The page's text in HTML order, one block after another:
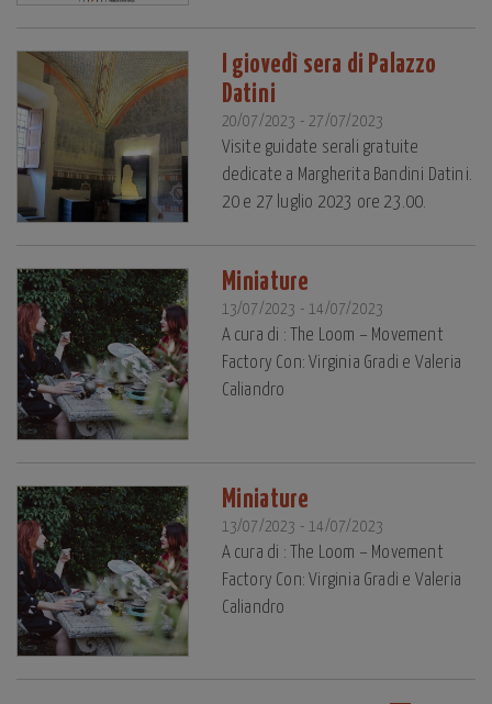
I giovedì sera di Palazzo
Datini
20/07/2023 - 27/07/2023
Visite guidate serali gratuite
dedicate a Margherita Bandini Datini.
20 e 27 luglio 2023 ore 23.00.
Miniature
13/07/2023 - 14/07/2023
A cura di : The Loom – Movement
Factory Con: Virginia Gradi e Valeria
Caliandro
Miniature
13/07/2023 - 14/07/2023
A cura di : The Loom – Movement
Factory Con: Virginia Gradi e Valeria
Caliandro